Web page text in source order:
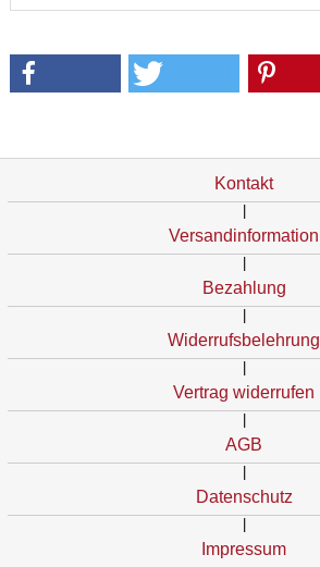
Kontakt
Versandinformation
Bezahlung
Widerrufsbelehrung
Vertrag widerrufen
AGB
Datenschutz
Impressum